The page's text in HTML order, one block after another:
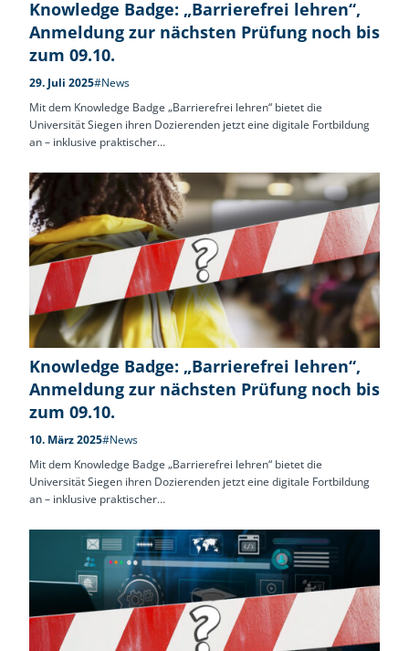
Knowledge Badge: „Barrierefrei lehren“,
Anmeldung zur nächsten Prüfung noch bis
zum 09.10.
29. Juli 2025#News
Mit dem Knowledge Badge „Barrierefrei lehren“ bietet die
Universität Siegen ihren Dozierenden jetzt eine digitale Fortbildung
an – inklusive praktischer…
Knowledge Badge: „Barrierefrei lehren“,
Anmeldung zur nächsten Prüfung noch bis
zum 09.10.
10. März 2025#News
Mit dem Knowledge Badge „Barrierefrei lehren“ bietet die
Universität Siegen ihren Dozierenden jetzt eine digitale Fortbildung
an – inklusive praktischer…